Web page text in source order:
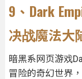
9、Dark
决战魔法大
暗黑系网页游戏
冒险的奇幻世界